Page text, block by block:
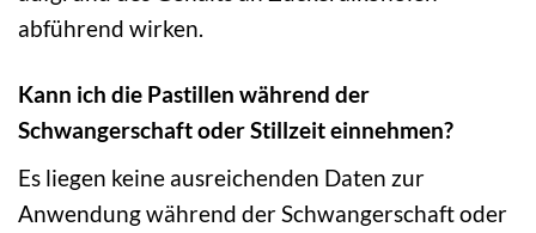
abführend wirken.
Kann ich die Pastillen während der
Schwangerschaft oder Stillzeit einnehmen?
Es liegen keine ausreichenden Daten zur
Anwendung während der Schwangerschaft oder